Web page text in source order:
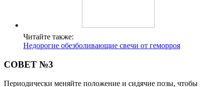
Читайте также:
Недорогие обезболивающие свечи от геморроя
СОВЕТ №3
Периодически меняйте положение и сидячие позы, чтобы